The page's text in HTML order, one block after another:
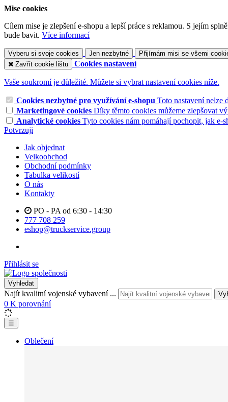
Mise cookies
Cílem mise je zlepšení e-shopu a lepší práce s reklamou. S jejím
bude bavit. Více informací
Vyberu si svoje cookies Jen nezbytné
Přijímám misi se všemi
Zavřít cookie lištu
Cookies nastavení
Vaše soukromí je důležité. Můžete si vybrat nastavení cookies níže.
Cookies nezbytné pro využívání e-shopu Toto nastavení nelze
Marketingové cookies Díky těmto cookies můžeme zlepšovat
Analytické cookies Tyto cookies nám pomáhají pochopit, jak e-
Potvrzuji
Jak objednat
Velkoobchod
Obchodní podmínky
Tabulka velikostí
O nás
Kontakty
PO - PA od 6:30 - 14:30
777 708 259
eshop@truckservice.group
Přihlásit se
Vyhledat
Najít kvalitní vojenské vybavení ...
0 K porovnání
☰
Oblečení